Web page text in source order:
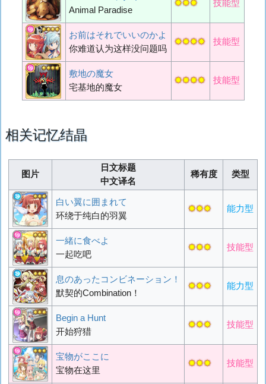
Animal Paradise
✸✸✸ 技能型
お前はそれでいいのかよ
你难道认为这样没问题吗
✸✸✸✸ 技能型
敷地の魔女
宅基地的魔女
✸✸✸✸ 技能型
相关记忆结晶
图片
日文标题
中文译名
稀有度 类型
白い翼に囲まれて
环绕于纯白的羽翼
✸✸✸ 能力型
一緒に食べよ
一起吃吧
✸✸✸ 技能型
息のあったコンビネーション！
默契的Combination！
✸✸✸ 能力型
Begin a Hunt
开始狩猎
✸✸✸ 技能型
宝物がここに
宝物在这里
✸✸✸ 技能型